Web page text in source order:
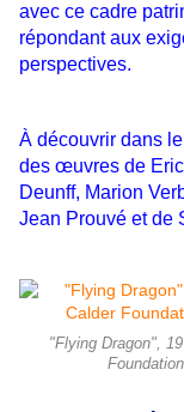
avec ce cadre
répondant aux
perspectives.
À découvrir dans
des œuvres de
Deunff, Marion
Jean Prouvé et de
"Flying Dragon",